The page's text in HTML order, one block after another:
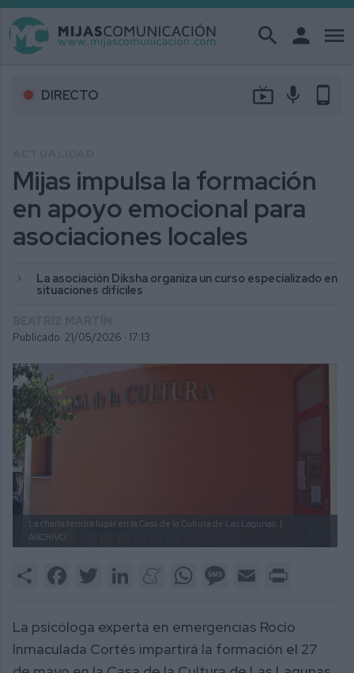
search person menu
DIRECTO live_tv mic phone_android
Mijas impulsa la formación
en apoyo emocional para
asociaciones locales
La asociación Diksha organiza un curso especializado en
situaciones difíciles
Publicado: 21/05/2026 · 17:13
La charla tendrá lugar en la Casa de la Cultura de Las Lagunas. |
ARCHIVO.
Share FacebookTwitter LinkedInMeneameWhatsAppMessage
Email
La psicóloga experta en emergencias Rocío
Inmaculada Cortés impartirá la formación el 27